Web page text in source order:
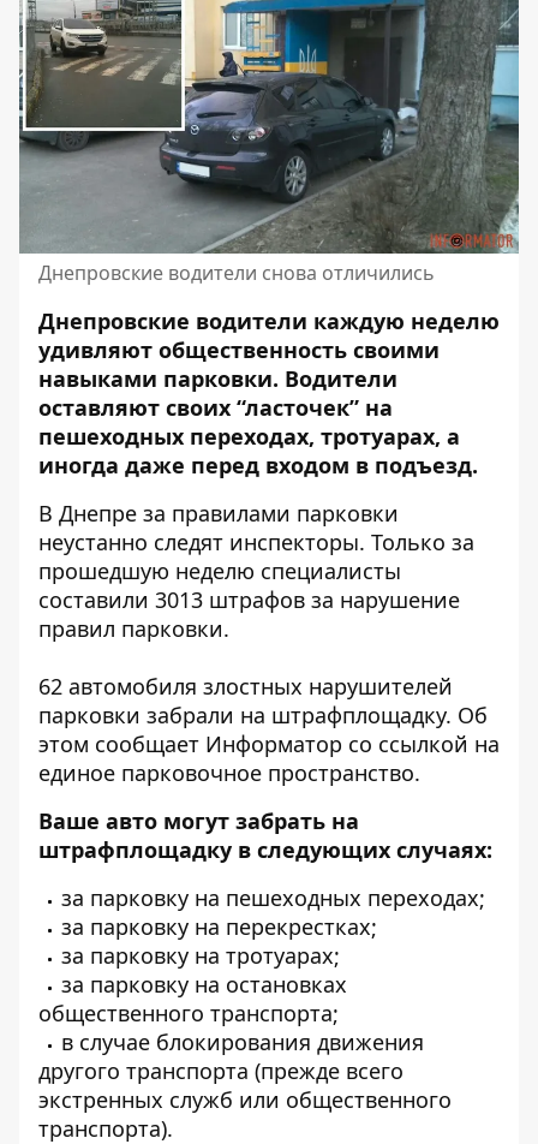
Днепровские водители снова отличились
Днепровские водители каждую неделю
удивляют общественность своими
навыками парковки. Водители
оставляют своих “ласточек” на
пешеходных переходах, тротуарах, а
иногда даже перед входом в подъезд.
В Днепре за правилами парковки
неустанно следят инспекторы. Только за
прошедшую неделю специалисты
составили 3013 штрафов за нарушение
правил парковки.
62 автомобиля злостных нарушителей
парковки забрали на штрафплощадку. Об
этом сообщает Информатор со ссылкой на
единое парковочное пространство.
Ваше авто могут забрать на
штрафплощадку в следующих случаях:
за парковку на пешеходных переходах;
за парковку на перекрестках;
за парковку на тротуарах;
за парковку на остановках
общественного транспорта;
в случае блокирования движения
другого транспорта (прежде всего
экстренных служб или общественного
транспорта).